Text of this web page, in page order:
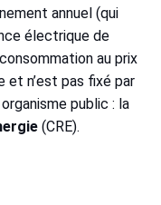
annuel (qui
électrique de
au prix
et n’est pas fixé par
public : la
(CRE).